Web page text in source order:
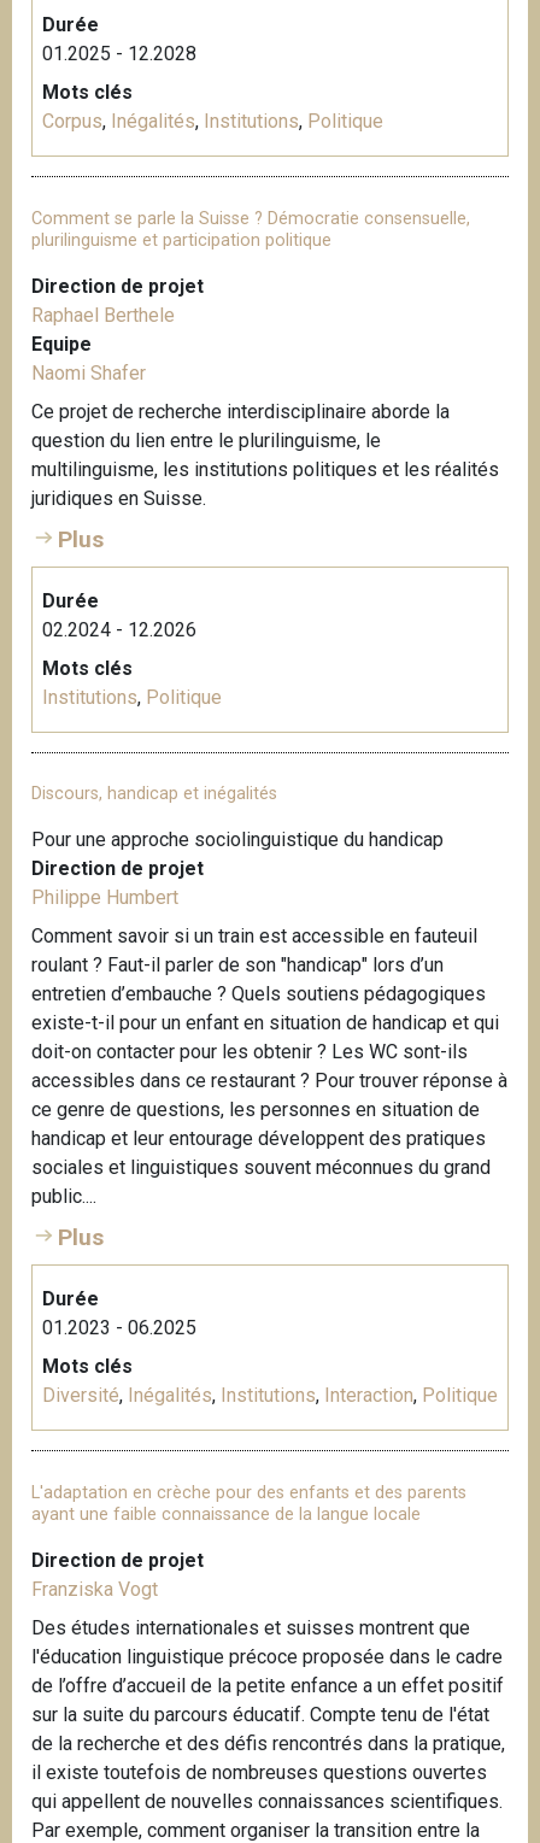
Durée
01.2025 - 12.2028
Mots clés
Corpus, Inégalités, Institutions, Politique
Comment se parle la Suisse ? Démocratie consensuelle,
plurilinguisme et participation politique
Direction de projet
Raphael Berthele
Equipe
Naomi Shafer
Ce projet de recherche interdisciplinaire aborde la
question du lien entre le plurilinguisme, le
multilinguisme, les institutions politiques et les réalités
juridiques en Suisse.
Plus
Durée
02.2024 - 12.2026
Mots clés
Institutions, Politique
Discours, handicap et inégalités
Pour une approche sociolinguistique du handicap
Direction de projet
Philippe Humbert
Comment savoir si un train est accessible en fauteuil
roulant ? Faut-il parler de son "handicap" lors d’un
entretien d’embauche ? Quels soutiens pédagogiques
existe-t-il pour un enfant en situation de handicap et qui
doit-on contacter pour les obtenir ? Les WC sont-ils
accessibles dans ce restaurant ? Pour trouver réponse à
ce genre de questions, les personnes en situation de
handicap et leur entourage développent des pratiques
sociales et linguistiques souvent méconnues du grand
public....
Plus
Durée
01.2023 - 06.2025
Mots clés
Diversité, Inégalités, Institutions, Interaction, Politique
L'adaptation en crèche pour des enfants et des parents
ayant une faible connaissance de la langue locale
Direction de projet
Franziska Vogt
Des études internationales et suisses montrent que
l'éducation linguistique précoce proposée dans le cadre
de l’offre d’accueil de la petite enfance a un effet positif
sur la suite du parcours éducatif. Compte tenu de l'état
de la recherche et des défis rencontrés dans la pratique,
il existe toutefois de nombreuses questions ouvertes
qui appellent de nouvelles connaissances scientifiques.
Par exemple, comment organiser la transition entre la